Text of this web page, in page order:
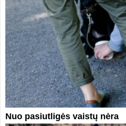
Nuo pasiutligės vaistų nėra